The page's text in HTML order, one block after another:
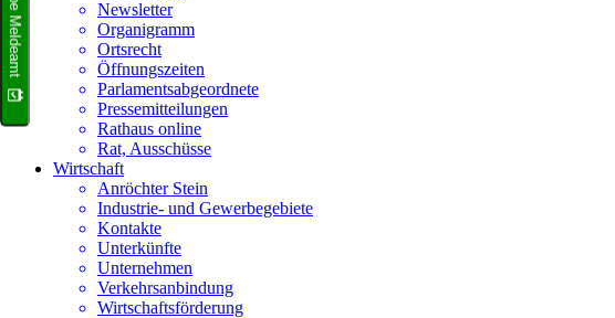
Newsletter
Organigramm
Ortsrecht
Öffnungszeiten
Parlamentsabgeordnete
Pressemitteilungen
Rathaus online
Rat, Ausschüsse
Wirtschaft
Anröchter Stein
Industrie- und Gewerbegebiete
Kontakte
Unterkünfte
Unternehmen
Verkehrsanbindung
Wirtschaftsförderung